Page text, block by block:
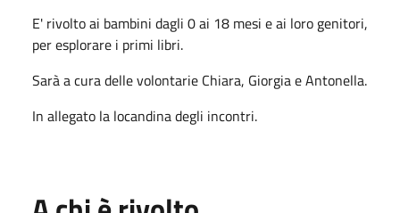
E' rivolto ai bambini dagli 0 ai 18 mesi e ai loro genitori,
per esplorare i primi libri.
Sarà a cura delle volontarie Chiara, Giorgia e Antonella.
In allegato la locandina degli incontri.